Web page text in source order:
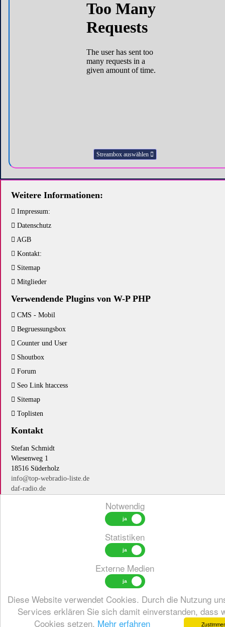
Notwendig
Statistiken
Externe Medien
Diese Website verwendet Cookies. Durch die Nutzung
Services erklären Sie sich damit einverstanden, dass
Cookies setzen. Mehr erfahren
Streambox auswählen
Weitere Informationen:
Impressum:
Datenschutz
AGB
Kontakt:
Sitemap
Mitglieder
Verwendende Plugins von W-P PHP
CMS - Mobil
Begruessungsbox
Counter und User
Shoutbox
Forum
Seo Link htaccess
Sitemap
Toplisten
Kontakt
Stefan Schmidt
Wiesenweg 1
18516 Süderholz
info@top-webradio-liste.de
daf-radio.de
copyright © 2024 - 2026 byTop webradio liste